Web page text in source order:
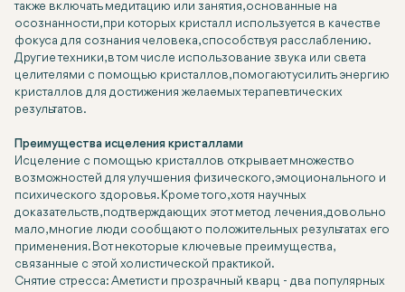
также включать медитацию или занятия, основанные на
осознанности, при которых кристалл используется в качестве
фокуса для сознания человека, способствуя расслаблению.
Другие техники, в том числе использование звука или света
целителями с помощью кристаллов, помогают усилить энергию
кристаллов для достижения желаемых терапевтических
результатов.
Преимущества исцеления кристаллами
Исцеление с помощью кристаллов открывает множество
возможностей для улучшения физического, эмоционального и
психического здоровья. Кроме того, хотя научных
доказательств, подтверждающих этот метод лечения, довольно
мало, многие люди сообщают о положительных результатах его
применения. Вот некоторые ключевые преимущества,
связанные с этой холистической практикой.
Снятие стресса: Аметист и прозрачный кварц - два популярных